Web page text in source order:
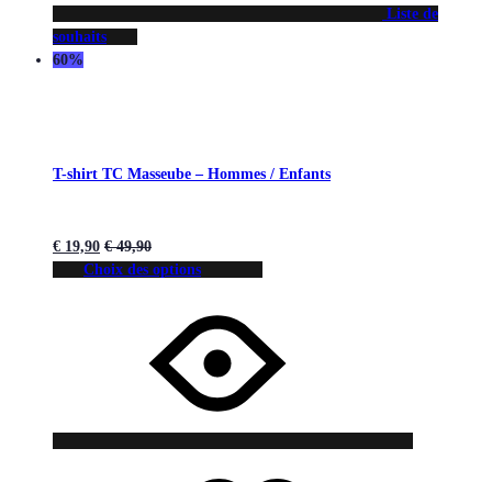
Liste de
souhaits
60%
T-shirt TC Masseube – Hommes / Enfants
€ 19,90 €49,90
Choix des options